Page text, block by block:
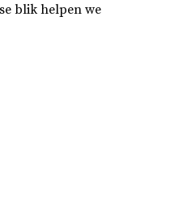
blik helpen we